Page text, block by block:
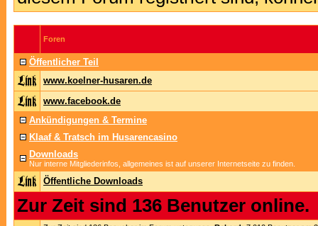
Foren
Öffentlicher Teil
www.koelner-husaren.de
www.facebook.de
Ankündigungen & Termine
Klaaf & Tratsch im Husarencasino
Downloads
Nur interne Mitgliederinfos, allgemeines ist auf unserer Internetseite zu finden.
Öffentliche Downloads
Zur Zeit sind 136 Benutzer online.